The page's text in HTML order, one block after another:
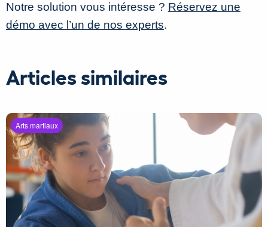
Notre solution vous intéresse ? Réservez une
démo avec l’un de nos experts.
Articles similaires
Arts martiaux